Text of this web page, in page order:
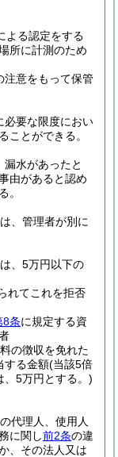
よる認定をする
所に計測のため
注意をもって保管
必要な限度におい
ことができる。
水があったと
由があると認め
。
、管理者が別に
、5万円以下の
れてこれを拒否
8条に規定する資
の徴収を免れた
する金額(当該5倍
、5万円とする。)
代理人、使用人
に関し前2条の違
、その法人又は